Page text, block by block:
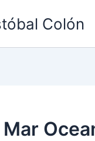
Colón